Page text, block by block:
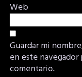
Web
Guardar mi
en este
comentario.